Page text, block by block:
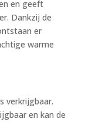
en geeft
Dankzij de
er
warme
verkrijgbaar.
en kan de